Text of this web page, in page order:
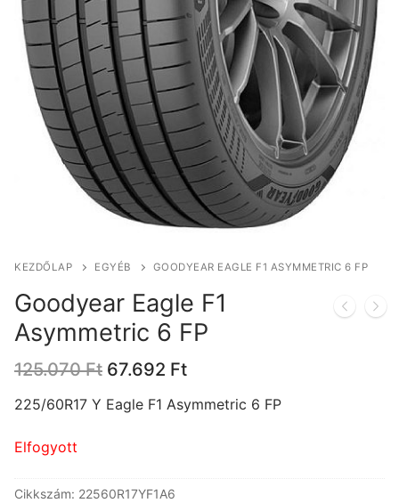
KEZDŐLAP EGYÉB GOODYEAR EAGLE F1 ASYMMETRIC 6 FP
Goodyear Eagle F1
Asymmetric 6 FP
125.070Ft Original
was:
67.692 FtCurrent
is:
225/60R17 Y Eagle F1 Asymmetric 6 FP
Elfogyott
Cikkszám: 22560R17YF1A6